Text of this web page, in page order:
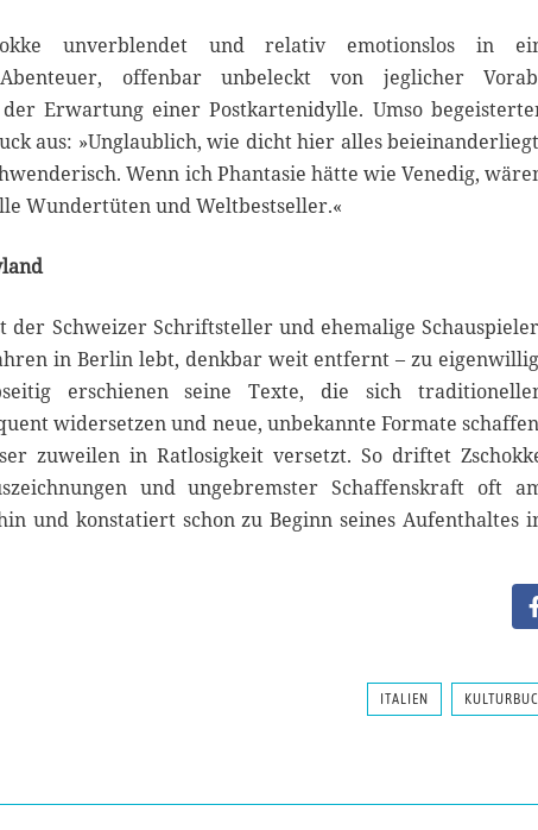
unverblendet und relativ emotionslos in
Abenteuer, offenbar unbeleckt von jeglicher
Erwartung einer Postkartenidylle. Umso
aus: »Unglaublich, wie dicht hier alles
Wenn ich Phantasie hätte wie Venedig,
Wundertüten und Weltbestseller.«
der Schweizer Schriftsteller und ehemalige
in Berlin lebt, denkbar weit entfernt – zu
erschienen seine Texte, die sich
widersetzen und neue, unbekannte Formate
zuweilen in Ratlosigkeit versetzt. So driftet
und ungebremster Schaffenskraft oft
und konstatiert schon zu Beginn seines Aufenthaltes
ITALIEN